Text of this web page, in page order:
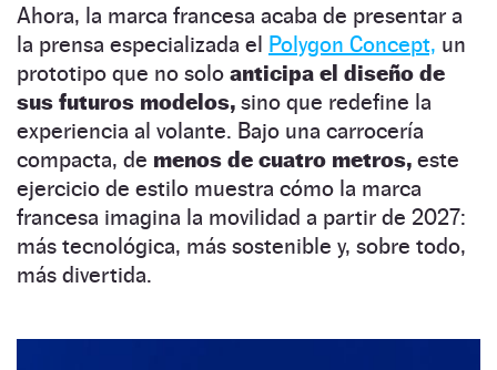
Ahora, la marca francesa acaba de presentar a
la prensa especializada el Polygon Concept, un
prototipo que no solo anticipa el diseño de
sus futuros modelos, sino que redefine la
experiencia al volante. Bajo una carrocería
compacta, de menos de cuatro metros, este
ejercicio de estilo muestra cómo la marca
francesa imagina la movilidad a partir de 2027:
más tecnológica, más sostenible y, sobre todo,
más divertida.